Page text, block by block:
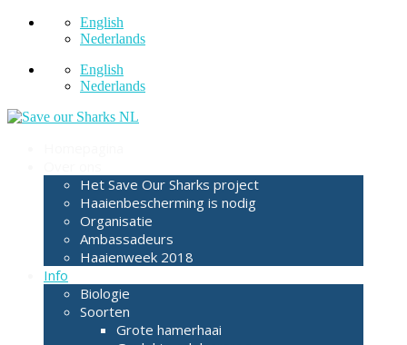
English
Nederlands
English
Nederlands
Het Save Our Sharks project
Haaienbescherming is nodig
Organisatie
Ambassadeurs
Haaienweek 2018
Info
Biologie
Soorten
Grote hamerhaai